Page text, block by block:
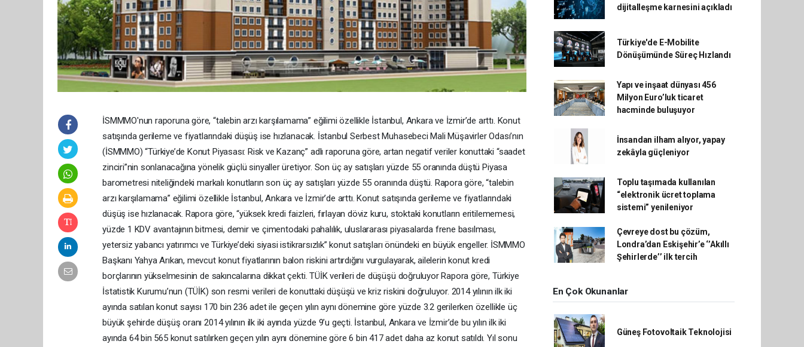
İSMMMO'nun raporuna göre, “talebin arzı karşılamama” eğilimi özellikle İstanbul, Ankara ve İzmir’de arttı. Konut
satışında gerileme ve fiyatlarındaki düşüş ise hızlanacak. İstanbul Serbest Muhasebeci Mali Müşavirler Odası’nın
(İSMMMO) “Türkiye’de Konut Piyasası: Risk ve Kazanç” adlı raporuna göre, artan negatif veriler konuttaki “saadet
zinciri”nin sonlanacağına yönelik güçlü sinyaller üretiyor. Son üç ay satışları yüzde 55 oranında düştü Piyasa
barometresi niteliğindeki markalı konutların son üç ay satışları yüzde 55 oranında düştü. Rapora göre, “talebin
arzı karşılamama” eğilimi özellikle İstanbul, Ankara ve İzmir’de arttı. Konut satışında gerileme ve fiyatlarındaki
düşüş ise hızlanacak. Rapora göre, “yüksek kredi faizleri, fırlayan döviz kuru, stoktaki konutların eritilememesi,
yüzde 1 KDV avantajının bitmesi, demir ve çimentodaki pahalılık, uluslararası piyasalarda frene basılması,
yetersiz yabancı yatırımcı ve Türkiye’deki siyasi istikrarsızlık” konut satışları önündeki en büyük engeller. İSMMMO
Başkanı Yahya Arıkan, mevcut konut fiyatlarının balon riskini artırdığını vurgulayarak, ailelerin konut kredi
borçlarının yükselmesinin de sakıncalarına dikkat çekti. TÜİK verileri de düşüşü doğruluyor Rapora göre, Türkiye
İstatistik Kurumu’nun (TÜİK) son resmi verileri de konuttaki düşüşü ve kriz riskini doğruluyor. 2014 yılının ilk iki
ayında satılan konut sayısı 170 bin 236 adet ile geçen yılın aynı dönemine göre yüzde 3.2 gerilerken özellikle üç
büyük şehirde düşüş oranı 2014 yılının ilk iki ayında yüzde 9’u geçti. İstanbul, Ankara ve İzmir’de bu yılın ilk iki
ayında 64 bin 565 konut satılırken geçen yılın aynı dönemine göre 6 bin 417 adet daha az konut satıldı. Yıl sonu
dijitalleşme karnesini açıkladı
Türkiye'de E-Mobilite
Dönüşümünde Süreç Hızlandı
Yapı ve inşaat dünyası 456
Milyon Euro’luk ticaret
hacminde buluşuyor
İnsandan ilham alıyor, yapay
zekâyla güçleniyor
Toplu taşımada kullanılan
“elektronik ücret toplama
sistemi” yenileniyor
Çevreye dost bu çözüm,
Londra’dan Eskişehir’e ‘’Akıllı
Şehirlerde’’ ilk tercih
En Çok Okunanlar
Güneş Fotovoltaik Teknolojisi